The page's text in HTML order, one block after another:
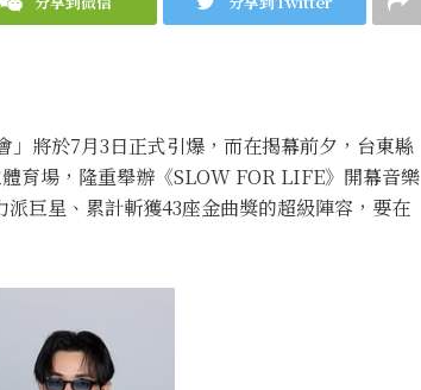
將於7月3日正式引爆，而在揭幕前夕，台東縣
育場，隆重舉辦《SLOW FOR LIFE》開幕音樂
派巨星、累計斬獲43座金曲獎的超級陣容，要在